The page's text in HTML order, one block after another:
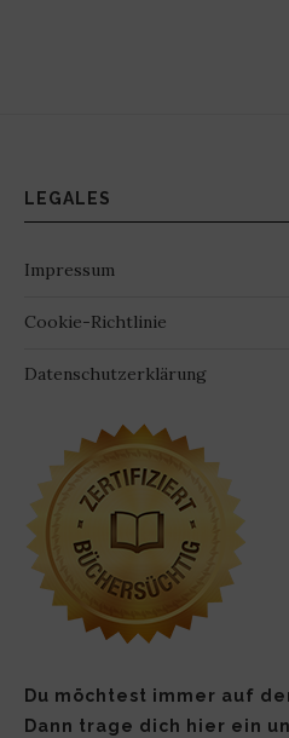
LEGALES
Impressum
Cookie-Richtlinie
Datenschutzerklärung
Du möchtest immer auf
Dann trage dich hier ein